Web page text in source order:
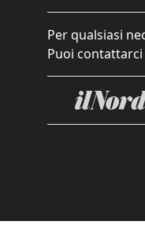
Per qualsiasi
Puoi